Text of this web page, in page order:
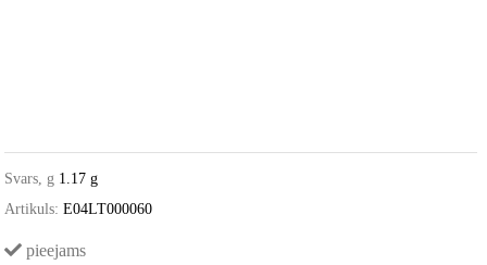
Svars, g 1.17 g
Artikuls: E04LT000060
pieejams